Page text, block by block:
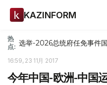
KAZINFORM
热
点: 选举-2026总统府任免事件
16:59, 23 11月 2017
今年中国-欧洲-中国